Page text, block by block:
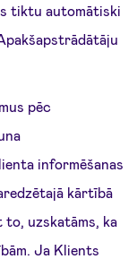
tiktu automātiski
pēc
informēšanas
kārtībā
uzskatāms, ka
Ja Klients